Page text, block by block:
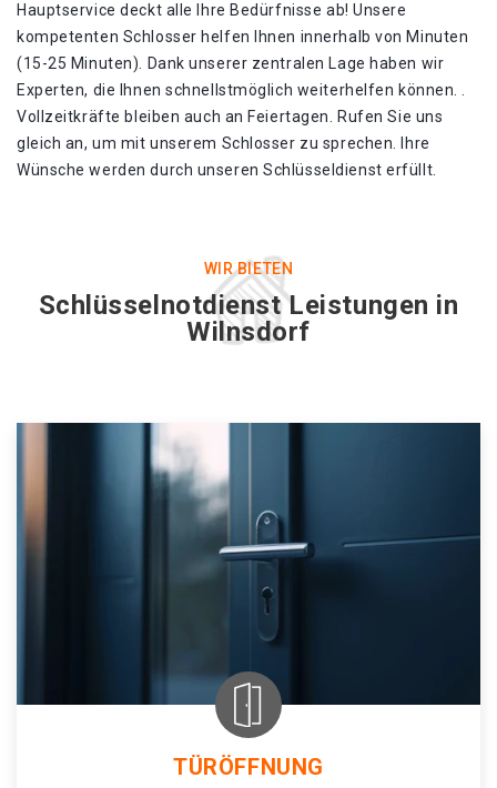
Hauptservice deckt alle Ihre Bedürfnisse ab! Unsere
kompetenten Schlosser helfen Ihnen innerhalb von Minuten
(15-25 Minuten). Dank unserer zentralen Lage haben wir
Experten, die Ihnen schnellstmöglich weiterhelfen können. .
Vollzeitkräfte bleiben auch an Feiertagen. Rufen Sie uns
gleich an, um mit unserem Schlosser zu sprechen. Ihre
Wünsche werden durch unseren Schlüsseldienst erfüllt.
WIR BIETEN
Schlüsselnotdienst Leistungen in
Wilnsdorf
TÜRÖFFNUNG